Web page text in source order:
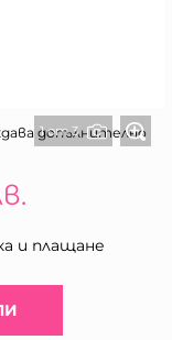
1 от 3
допълнително
и плащане